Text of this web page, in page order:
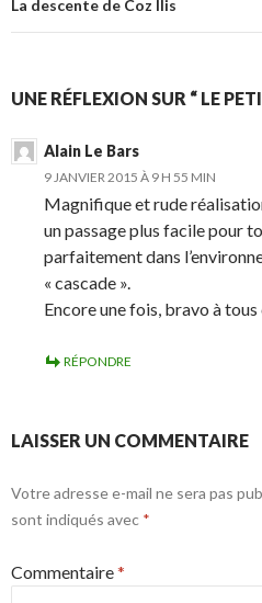
La descente de Coz Ilis
UNE RÉFLEXION SUR “ LE
Alain Le Bars
9 JANVIER 2015 À 9 H 55 MIN
Magnifique et rude
un passage plus facile pour
parfaitement dans
« cascade ».
Encore une fois, bravo à
RÉPONDRE
LAISSER UN COMMENTAIRE
Votre adresse e-mail ne sera pas
sont indiqués avec *
Commentaire*